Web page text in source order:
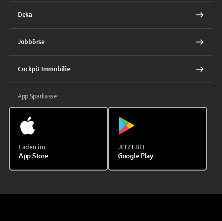
Deka
Jobbörse
Cockpit Immobilie
App Sparkasse
Laden im
App Store
JETZT BEI
Google Play